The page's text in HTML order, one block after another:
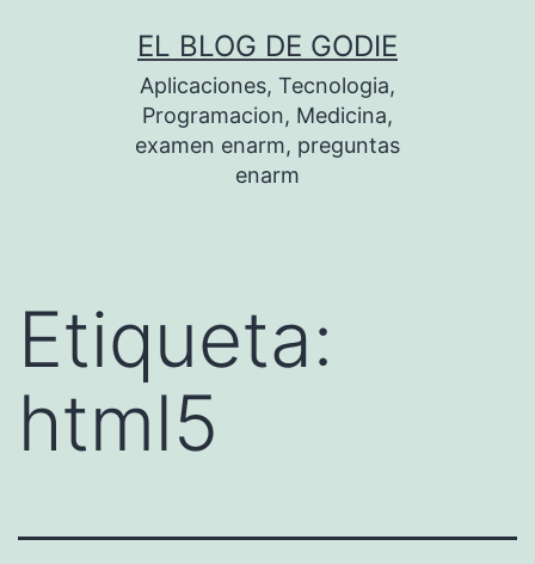
EL BLOG DE GODIE
Aplicaciones, Tecnologia,
Programacion, Medicina,
examen enarm, preguntas
enarm
Etiqueta:
html5